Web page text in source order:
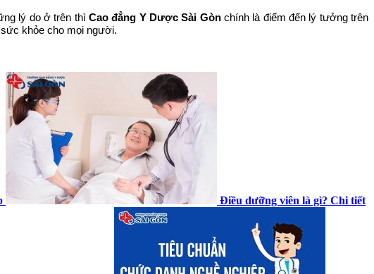
lý do ở trên thì Cao đẳng Y Dược Sài Gònchính là điểm đến lý tưởng trên
khỏe cho mọi người.
Điều dưỡng viên là gì? Chi tiết